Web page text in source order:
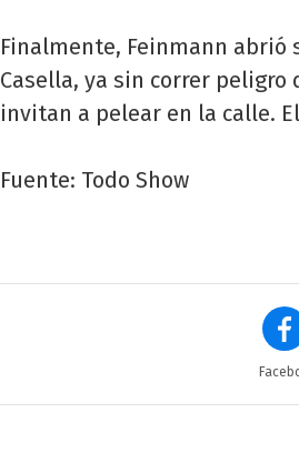
Finalmente, Feinmann abrió
Casella, ya sin correr peligro
invitan a pelear en la calle.
Fuente: Todo Show